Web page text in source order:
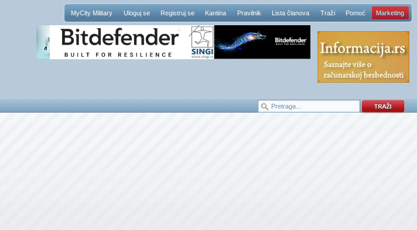
MyCity Military Uloguj se Registruj se Kantina Pravilnik Lista članova Traži Pomoć Marketing